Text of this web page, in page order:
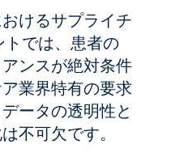
けるサプライチ
トでは、患者の
ンスが絶対条件
業界特有の要求
ータの透明性と
不可欠です。